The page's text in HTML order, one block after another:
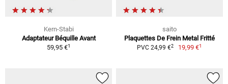
Kern-Stabi
Adaptateur Béquille Avant
59,95 €1
saito
Plaquettes De Frein Metal Fritté
PVC 24,99 €2 19,99 €1